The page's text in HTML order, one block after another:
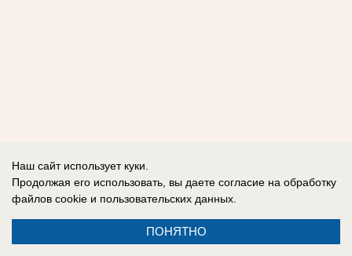
Наш сайт использует куки.
Продолжая его использовать, вы даете согласие на обработку
файлов cookie и пользовательских данных.
ПОНЯТНО